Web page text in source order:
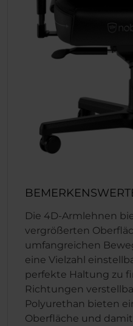
Die 4D-Armlehnen
vergrößerten
umfangreichen
eine Vielzahl
perfekte Haltung zu
Richtungen
Polyurethan bieten
Oberfläche und